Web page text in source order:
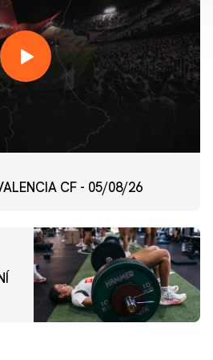
CF - 05/08/26